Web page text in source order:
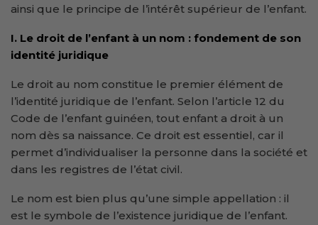
ainsi que le principe de l’intérêt supérieur de l’enfant.
I. Le droit de l’enfant à un nom : fondement de son
identité juridique
Le droit au nom constitue le premier élément de
l’identité juridique de l’enfant. Selon l’article 12 du
Code de l’enfant guinéen, tout enfant a droit à un
nom dès sa naissance. Ce droit est essentiel, car il
permet d’individualiser la personne dans la société et
dans les registres de l’état civil.
Le nom est bien plus qu’une simple appellation : il
est le symbole de l’existence juridique de l’enfant.